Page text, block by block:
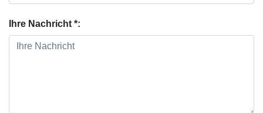
Ihre Nachricht *: